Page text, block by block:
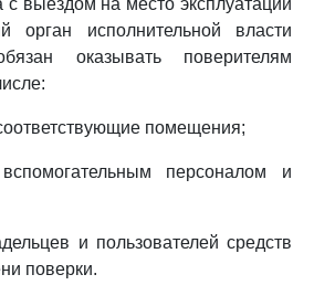
с выездом на место эксплуатации
орган исполнительной власти
оказывать поверителям
помещения;
персоналом и
и пользователей средств
поверки.